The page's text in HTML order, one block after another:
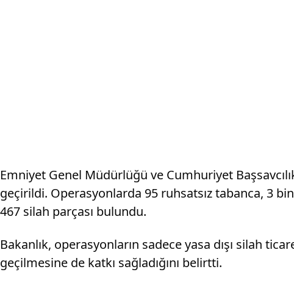
Emniyet Genel Müdürlüğü ve Cumhuriyet
geçirildi. Operasyonlarda 95 ruhsatsız tabanca, 3
467 silah parçası bulundu.
Bakanlık, operasyonların sadece yasa dışı silah
geçilmesine de katkı sağladığını belirtti.